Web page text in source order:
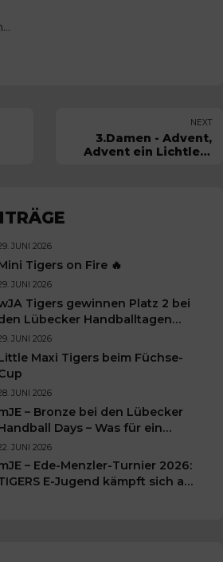
NEXT
3.Damen - Advent,
Advent ein Lichtlein
JUNI 2026
Tigers on Fire 🔥
JUNI 2026
Tigers gewinnen Platz 2 bei
Lübecker Handballtagen
JUNI 2026
Maxi Tigers beim Füchse-
JUNI 2026
– Bronze bei den Lübecker
Days – Was für ein
für unsere kleinen
TIGERS
JUNI 2026
– Ede-Menzler-Turnier 2026:
E-Jugend kämpft sich auf